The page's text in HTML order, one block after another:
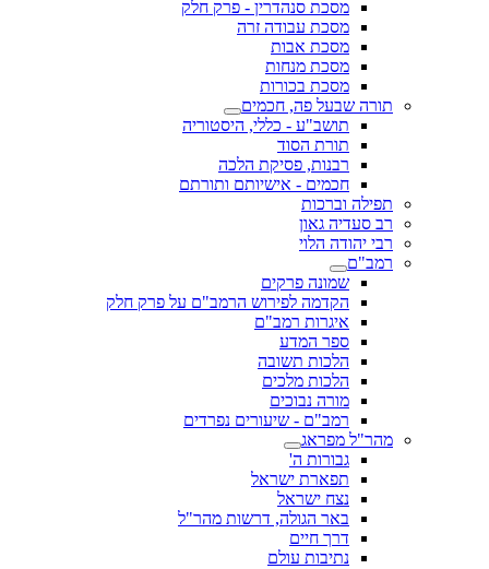
מסכת סנהדרין - פרק חלק
מסכת עבודה זרה
מסכת אבות
מסכת מנחות
מסכת בכורות
תורה שבעל פה, חכמים
תושב"ע - כללי, היסטוריה
תורת הסוד
רבנות, פסיקת הלכה
חכמים - אישיותם ותורתם
תפילה וברכות
רב סעדיה גאון
רבי יהודה הלוי
רמב"ם
שמונה פרקים
הקדמה לפירוש הרמב"ם על פרק חלק
איגרות רמב"ם
ספר המדע
הלכות תשובה
הלכות מלכים
מורה נבוכים
רמב"ם - שיעורים נפרדים
מהר"ל מפראג
גבורות ה'
תפארת ישראל
נצח ישראל
באר הגולה, דרשות מהר"ל
דרך חיים
נתיבות עולם